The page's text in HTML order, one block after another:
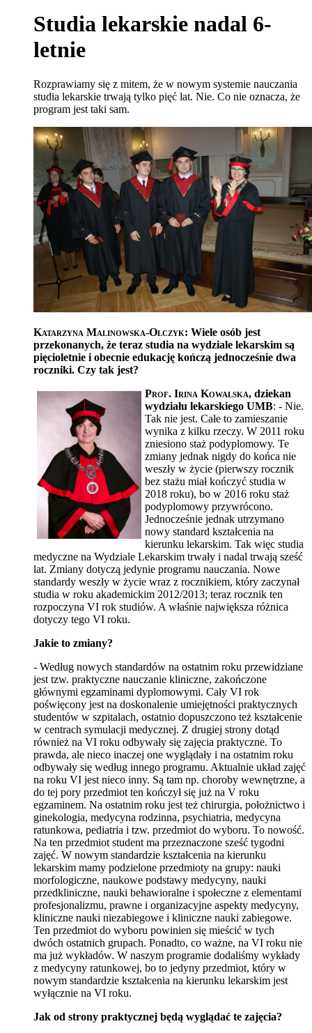
Studia lekarskie nadal 6-
letnie
Rozprawiamy się z mitem, że w nowym systemie nauczania
studia lekarskie trwają tylko pięć lat. Nie. Co nie oznacza, że
program jest taki sam.
Katarzyna Malinowska-Olczyk: Wiele osób jest
przekonanych, że teraz studia na wydziale lekarskim są
pięcioletnie i obecnie edukację kończą jednocześnie dwa
roczniki. Czy tak jest?
Prof. Irina Kowalska, dziekan
wydziału lekarskiego UMB: - Nie.
Tak nie jest. Całe to zamieszanie
wynika z kilku rzeczy. W 2011 roku
zniesiono staż podyplomowy. Te
zmiany jednak nigdy do końca nie
weszły w życie (pierwszy rocznik
bez stażu miał kończyć studia w
2018 roku), bo w 2016 roku staż
podyplomowy przywrócono.
Jednocześnie jednak utrzymano
nowy standard kształcenia na
kierunku lekarskim. Tak więc studia
medyczne na Wydziale Lekarskim trwały i nadal trwają sześć
lat. Zmiany dotyczą jedynie programu nauczania. Nowe
standardy weszły w życie wraz z rocznikiem, który zaczynał
studia w roku akademickim 2012/2013; teraz rocznik ten
rozpoczyna VI rok studiów. A właśnie największa różnica
dotyczy tego VI roku.
Jakie to zmiany?
- Według nowych standardów na ostatnim roku przewidziane
jest tzw. praktyczne nauczanie kliniczne, zakończone
głównymi egzaminami dyplomowymi. Cały VI rok
poświęcony jest na doskonalenie umiejętności praktycznych
studentów w szpitalach, ostatnio dopuszczono też kształcenie
w centrach symulacji medycznej. Z drugiej strony dotąd
również na VI roku odbywały się zajęcia praktyczne. To
prawda, ale nieco inaczej one wyglądały i na ostatnim roku
odbywały się według innego programu. Aktualnie układ zajęć
na roku VI jest nieco inny. Są tam np. choroby wewnętrzne, a
do tej pory przedmiot ten kończył się już na V roku
egzaminem. Na ostatnim roku jest też chirurgia, położnictwo i
ginekologia, medycyna rodzinna, psychiatria, medycyna
ratunkowa, pediatria i tzw. przedmiot do wyboru. To nowość.
Na ten przedmiot student ma przeznaczone sześć tygodni
zajęć. W nowym standardzie kształcenia na kierunku
lekarskim mamy podzielone przedmioty na grupy: nauki
morfologiczne, naukowe podstawy medycyny, nauki
przedkliniczne, nauki behawioralne i społeczne z elementami
profesjonalizmu, prawne i organizacyjne aspekty medycyny,
kliniczne nauki niezabiegowe i kliniczne nauki zabiegowe.
Ten przedmiot do wyboru powinien się mieścić w tych
dwóch ostatnich grupach. Ponadto, co ważne, na VI roku nie
ma już wykładów. W naszym programie dodaliśmy wykłady
z medycyny ratunkowej, bo to jedyny przedmiot, który w
nowym standardzie kształcenia na kierunku lekarskim jest
wyłącznie na VI roku.
Jak od strony praktycznej będą wyglądać te zajęcia?